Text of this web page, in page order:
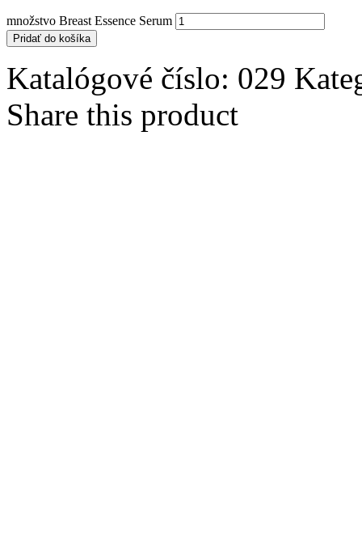
množstvo Breast Essence Serum
Pridať do košíka
Katalógové číslo: 029
Share this product